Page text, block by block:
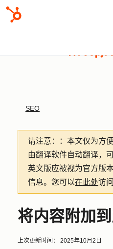
SEO
请注意： ：本文仅为方
由翻译软件自动翻译，
英文版应被视为官方版
信息。您可以在此处访问
将内容附加
上次更新时间： 2025年10月2日